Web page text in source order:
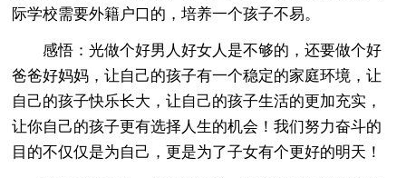
际学校需要外籍户口的，培养一个孩子不易。
感悟：光做个好男人好女人是不够的，还要做个好
爸爸好妈妈，让自己的孩子有一个稳定的家庭环境，让
自己的孩子快乐长大，让自己的孩子生活的更加充实，
让你自己的孩子更有选择人生的机会！我们努力奋斗的
目的不仅仅是为自己，更是为了子女有个更好的明天！